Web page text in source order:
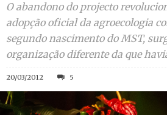
O abandono do projecto
adopção oficial da agroecologia
segundo nascimento do MST,
organização diferente da que
20/03/2012 5